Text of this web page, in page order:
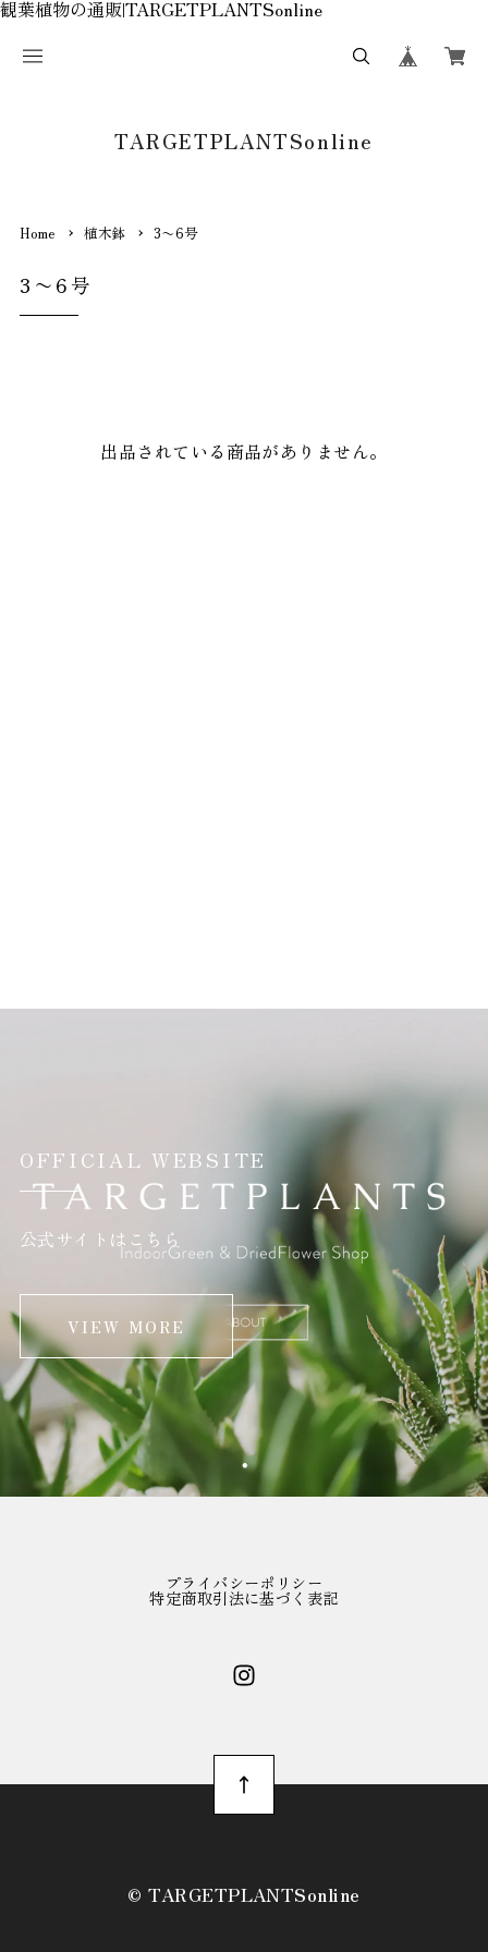
観葉植物の通販|TARGETPLANTSonline
TARGETPLANTSonline
Home 植木鉢 3〜6号
3〜6号
出品されている商品がありません。
OFFICIAL WEBSITE
公式サイトはこちら
VIEW MORE
プライバシーポリシー
特定商取引法に基づく表記
©︎ TARGETPLANTSonline